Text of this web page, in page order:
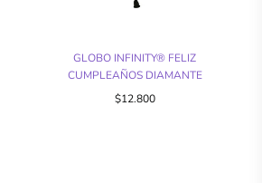
GLOBO INFINITY® FELIZ
CUMPLEAÑOS DIAMANTE
$12.800